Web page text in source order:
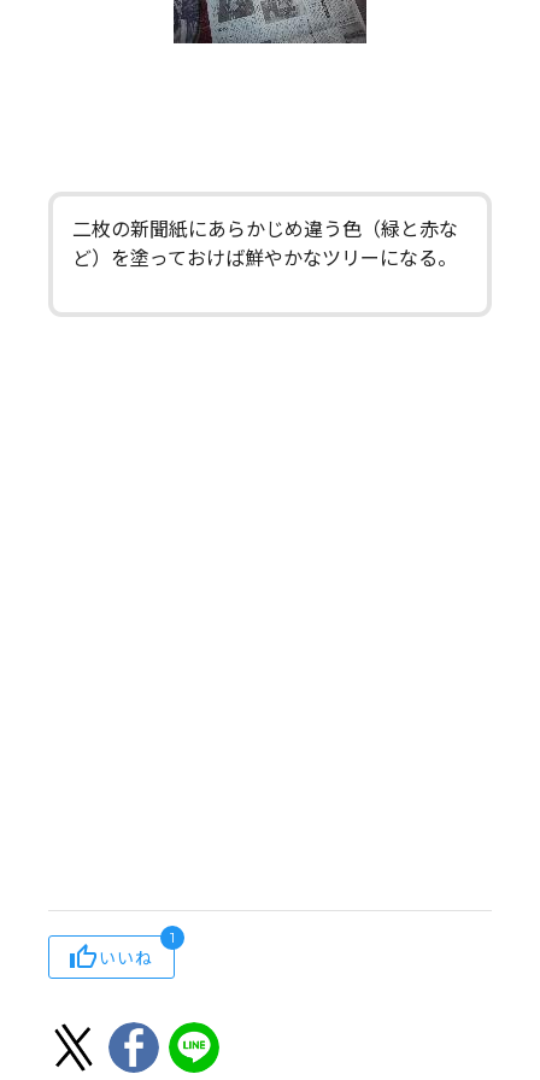
二枚の新聞紙にあらかじめ違う色（緑と赤な
ど）を塗っておけば鮮やかなツリーになる。
いいね
1